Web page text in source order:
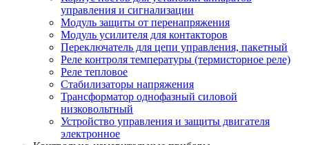
управления и сигнализации
Модуль защиты от перенапряжения
Модуль усилителя для контакторов
Переключатель для цепи управления, пакетный
Реле контроля температуры (термисторное реле)
Реле тепловое
Стабилизаторы напряжения
Трансформатор однофазный силовой
низковольтный
Устройство управления и защиты двигателя
электронное